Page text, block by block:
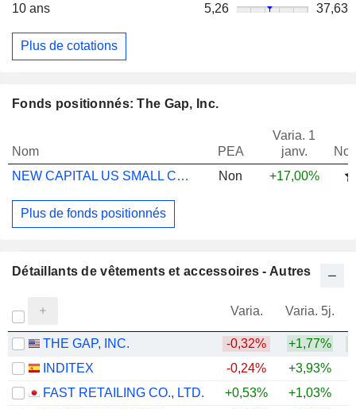
10 ans 5,26 37,63
Plus de cotations
Fonds positionnés: The Gap, Inc.
Nom PEA
Varia. 1
janv.
NEW CAPITAL US SMALL CP GR USD INS ACC
Non +17,00%
Plus de fonds positionnés
Détaillants de vêtements et accessoires - Autres
Varia. Varia. 5j.
THE GAP, INC. -0,32% +1,77%
INDITEX
-0,24% +3,93%
FAST RETAILING CO., LTD.
+0,53% +1,03%